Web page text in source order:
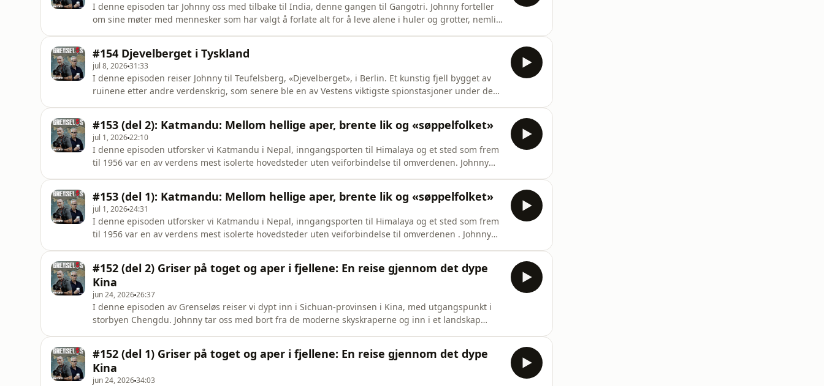
I denne episoden tar Johnny oss med tilbake til India, denne gangen til Gangotri. Johnny forteller
om sine møter med mennesker som har valgt å forlate alt for å leve alene i huler og grotter, nemlig
acast.com/privacy for mor
#154 Djevelberget i Tyskland
jul 8, 202631:33
I denne episoden reiser Johnny til Teufelsberg, «Djevelberget», i Berlin. Et kunstig fjell bygget av
ruinene etter andre verdenskrig, som senere ble en av Vestens viktigste spionstasjoner under den
med vår
#153 (del 2): Katmandu: Mellom hellige aper, brente lik og «søppelfolket»
jul 1, 202622:10
I denne episoden utforsker vi Katmandu i Nepal, inngangsporten til Himalaya og et sted som frem
til 1956 var en av verdens mest isolerte hovedsteder uten veiforbindelse til omverdenen. Johnny
Grenseløs? Ta ko
#153 (del 1): Katmandu: Mellom hellige aper, brente lik og «søppelfolket»
jul 1, 202624:31
I denne episoden utforsker vi Katmandu i Nepal, inngangsporten til Himalaya og et sted som frem
til 1956 var en av verdens mest isolerte hovedsteder uten veiforbindelse til omverdenen . Johnny
Grenseløs? Ta k
#152 (del 2) Griser på toget og aper i fjellene: En reise gjennom det dype
Kina
jun 24, 202626:37
I denne episoden av Grenseløs reiser vi dypt inn i Sichuan-provinsen i Kina, med utgangspunkt i
storbyen Chengdu. Johnny tar oss med bort fra de moderne skyskraperne og inn i et landskap
information.
#152 (del 1) Griser på toget og aper i fjellene: En reise gjennom det dype
Kina
jun 24, 202634:03